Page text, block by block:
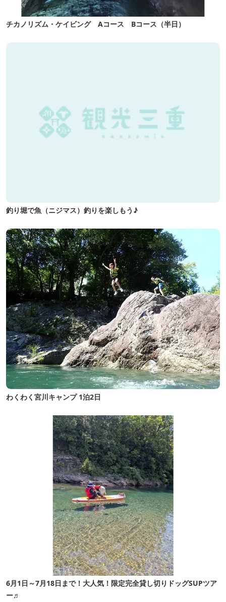
チカノリズム・ケイビング Aコース Bコース（半日）
釣り堀で魚（ニジマス）釣りを楽しもう♪
わくわく宮川キャンプ 1泊2日
6月1日～7月18日まで！大人気！限定完全貸し切りドッグSUPツア
ー♬